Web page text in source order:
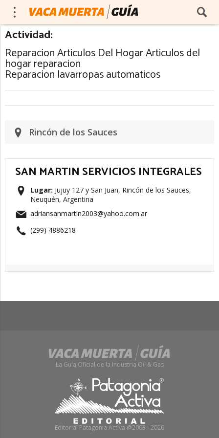
Actividad:
Reparacion Articulos Del Hogar Articulos del
hogar reparacion
Reparacion lavarropas automaticos
Rincón de los Sauces
SAN MARTIN SERVICIOS INTEGRALES
Lugar: Jujuy 127 y San Juan, Rincón de los Sauces,
Neuquén, Argentina
adriansanmartin2003@yahoo.com.ar
(299) 4886218
La Guía Oficial de la Industria Oil & Gas
Editorial Patagonia Activa @2003 - 2026